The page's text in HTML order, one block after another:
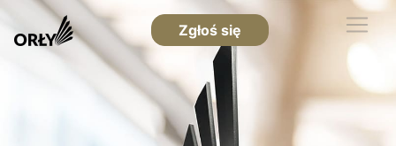
Zgłoś się